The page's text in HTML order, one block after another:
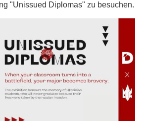
"Unissued Diplomas" zu besuchen.